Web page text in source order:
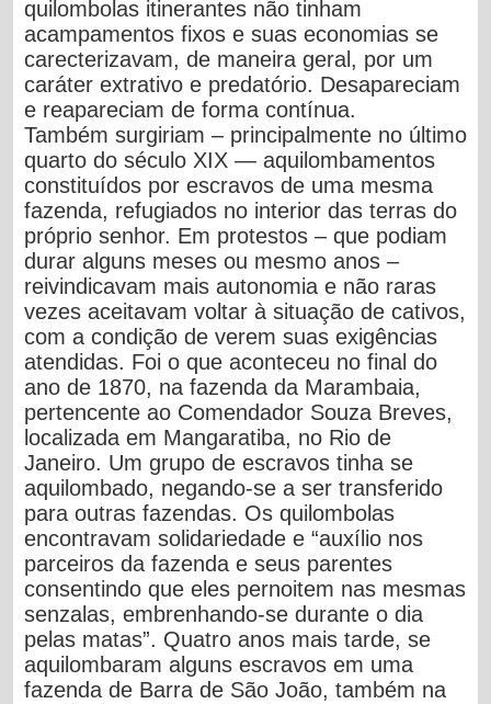
quilombolas itinerantes não tinham
acampamentos fixos e suas economias se
carecterizavam, de maneira geral, por um
caráter extrativo e predatório. Desapareciam
e reapareciam de forma contínua.
Também surgiriam – principalmente no último
quarto do século XIX — aquilombamentos
constituídos por escravos de uma mesma
fazenda, refugiados no interior das terras do
próprio senhor. Em protestos – que podiam
durar alguns meses ou mesmo anos –
reivindicavam mais autonomia e não raras
vezes aceitavam voltar à situação de cativos,
com a condição de verem suas exigências
atendidas. Foi o que aconteceu no final do
ano de 1870, na fazenda da Marambaia,
pertencente ao Comendador Souza Breves,
localizada em Mangaratiba, no Rio de
Janeiro. Um grupo de escravos tinha se
aquilombado, negando-se a ser transferido
para outras fazendas. Os quilombolas
encontravam solidariedade e “auxílio nos
parceiros da fazenda e seus parentes
consentindo que eles pernoitem nas mesmas
senzalas, embrenhando-se durante o dia
pelas matas”. Quatro anos mais tarde, se
aquilombaram alguns escravos em uma
fazenda de Barra de São João, também na